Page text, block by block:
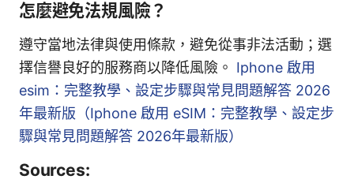
怎麼避免法規風險？
遵守當地法律與使用條款，避免從事非法活動；選
擇信譽良好的服務商以降低風險。 Iphone 啟用
esim：完整教學、設定步驟與常見問題解答 2026
年最新版（Iphone 啟用 eSIM：完整教學、設定步
驟與常見問題解答 2026年最新版）
Sources: